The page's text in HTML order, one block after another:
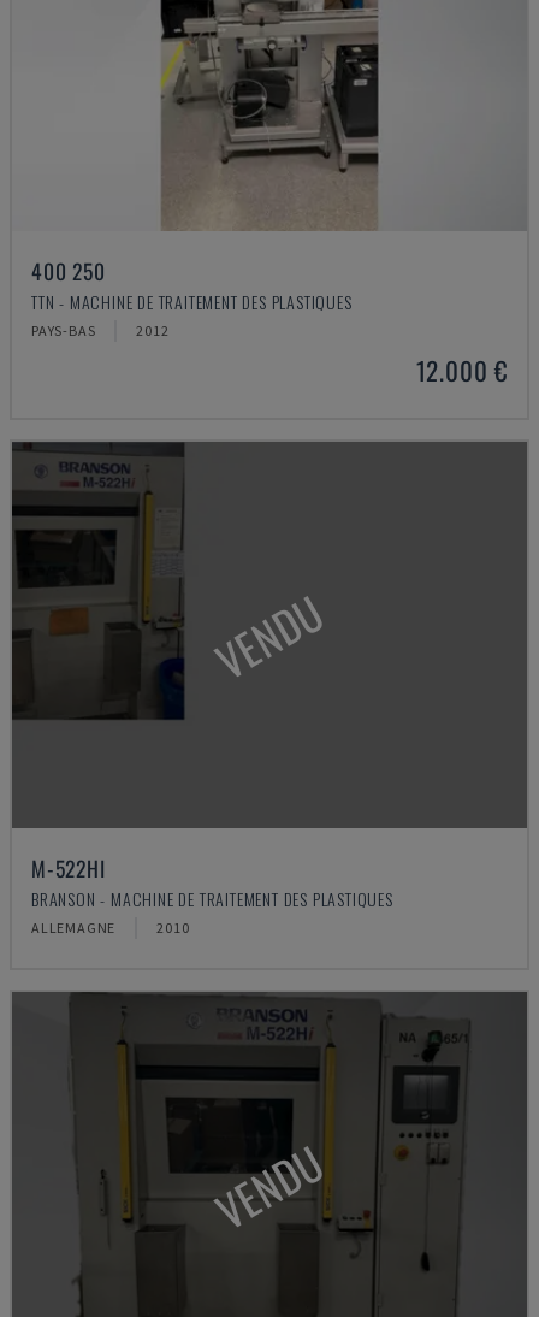
400 250
TTN - MACHINE DE TRAITEMENT DES PLASTIQUES
PAYS-BAS 2012
12.000 €
VENDU
M-522HI
BRANSON - MACHINE DE TRAITEMENT DES PLASTIQUES
ALLEMAGNE 2010
VENDU